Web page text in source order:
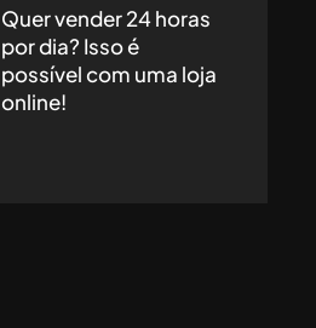
Quer vender 24 horas
por dia? Isso é
possível com uma loja
online!